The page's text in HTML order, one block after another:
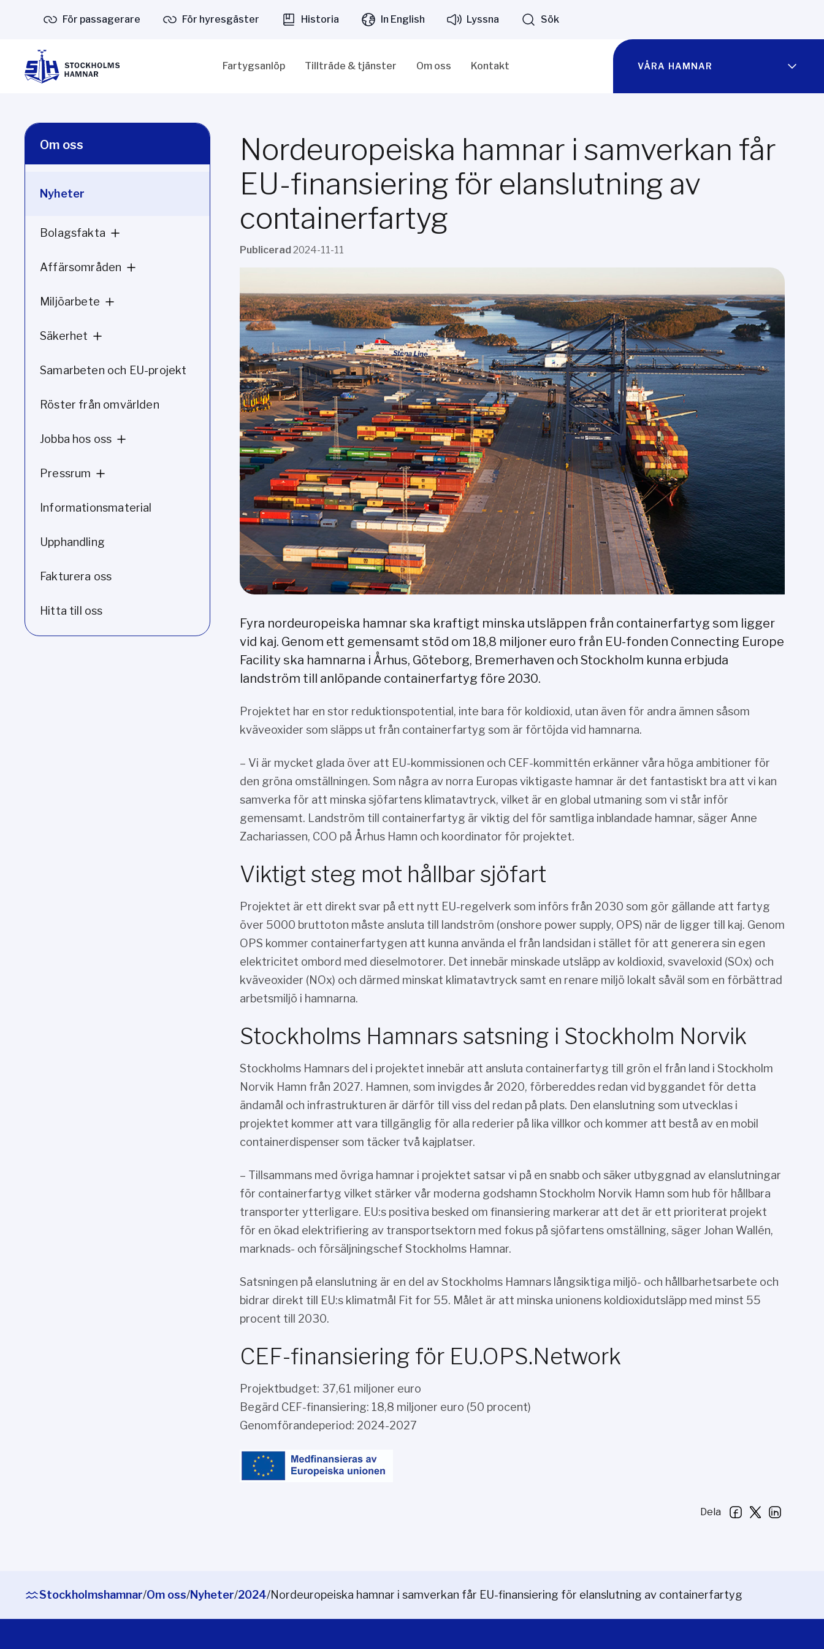
För passagerare För hyresgäster Historia In English Lyssna Sök
Fartygsanlöp Tillträde & tjänster Om oss Kontakt VÅRA HAMNAR
Om oss
Nyheter
Bolagsfakta
Affärsområden
Miljöarbete
Säkerhet
Samarbeten och EU-projekt
Röster från omvärlden
Jobba hos oss
Pressrum
Informationsmaterial
Upphandling
Fakturera oss
Hitta till oss
Nordeuropeiska hamnar i samverkan får
EU-finansiering för elanslutning av
containerfartyg
Publicerad 2024-11-11
Fyra nordeuropeiska hamnar ska kraftigt minska utsläppen från containerfartyg som ligger
vid kaj. Genom ett gemensamt stöd om 18,8 miljoner euro från EU-fonden Connecting Europe
Facility ska hamnarna i Århus, Göteborg, Bremerhaven och Stockholm kunna erbjuda
landström till anlöpande containerfartyg före 2030.
Projektet har en stor reduktionspotential, inte bara för koldioxid, utan även för andra ämnen såsom
kväveoxider som släpps ut från containerfartyg som är förtöjda vid hamnarna.
– Vi är mycket glada över att EU-kommissionen och CEF-kommittén erkänner våra höga ambitioner för
den gröna omställningen. Som några av norra Europas viktigaste hamnar är det fantastiskt bra att vi kan
samverka för att minska sjöfartens klimatavtryck, vilket är en global utmaning som vi står inför
gemensamt. Landström till containerfartyg är viktig del för samtliga inblandade hamnar, säger Anne
Zachariassen, COO på Århus Hamn och koordinator för projektet.
Viktigt steg mot hållbar sjöfart
Projektet är ett direkt svar på ett nytt EU-regelverk som införs från 2030 som gör gällande att fartyg
över 5000 bruttoton måste ansluta till landström (onshore power supply, OPS) när de ligger till kaj. Genom
OPS kommer containerfartygen att kunna använda el från landsidan i stället för att generera sin egen
elektricitet ombord med dieselmotorer. Det innebär minskade utsläpp av koldioxid, svaveloxid (SOx) och
kväveoxider (NOx) och därmed minskat klimatavtryck samt en renare miljö lokalt såväl som en förbättrad
arbetsmiljö i hamnarna.
Stockholms Hamnars satsning i Stockholm Norvik
Stockholms Hamnars del i projektet innebär att ansluta containerfartyg till grön el från land i Stockholm
Norvik Hamn från 2027. Hamnen, som invigdes år 2020, förbereddes redan vid byggandet för detta
ändamål och infrastrukturen är därför till viss del redan på plats. Den elanslutning som utvecklas i
projektet kommer att vara tillgänglig för alla rederier på lika villkor och kommer att bestå av en mobil
containerdispenser som täcker två kajplatser.
– Tillsammans med övriga hamnar i projektet satsar vi på en snabb och säker utbyggnad av elanslutningar
för containerfartyg vilket stärker vår moderna godshamn Stockholm Norvik Hamn som hub för hållbara
transporter ytterligare. EU:s positiva besked om finansiering markerar att det är ett prioriterat projekt
för en ökad elektrifiering av transportsektorn med fokus på sjöfartens omställning, säger Johan Wallén,
marknads- och försäljningschef Stockholms Hamnar.
Satsningen på elanslutning är en del av Stockholms Hamnars långsiktiga miljö- och hållbarhetsarbete och
bidrar direkt till EU:s klimatmål Fit for 55. Målet är att minska unionens koldioxidutsläpp med minst 55
procent till 2030.
CEF-finansiering för EU.OPS.Network
Projektbudget: 37,61 miljoner euro
Begärd CEF-finansiering: 18,8 miljoner euro (50 procent)
Genomförandeperiod: 2024-2027
Dela
Stockholmshamnar/Om oss/Nyheter/2024/Nordeuropeiska hamnar i samverkan får EU-finansiering för elanslutning av containerfartyg